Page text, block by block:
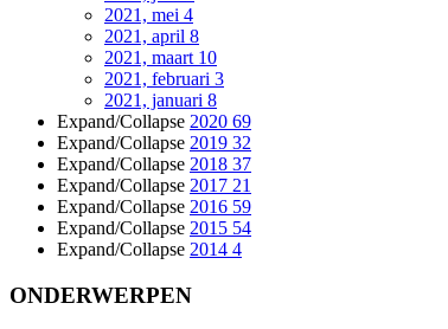
2021, mei 4
2021, april 8
2021, maart 10
2021, februari 3
2021, januari 8
Expand/Collapse 2020 69
Expand/Collapse 2019 32
Expand/Collapse 2018 37
Expand/Collapse 2017 21
Expand/Collapse 2016 59
Expand/Collapse 2015 54
Expand/Collapse 2014 4
ONDERWERPEN